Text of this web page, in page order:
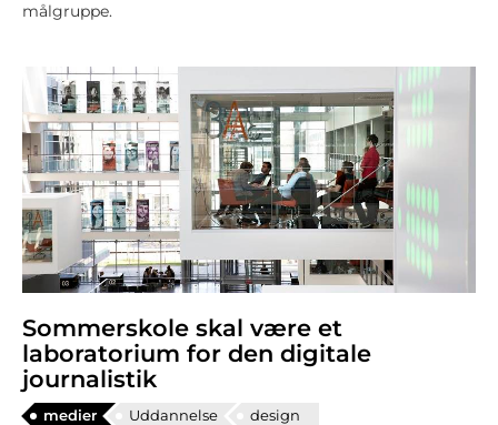
målgruppe.
Sommerskole skal være et
laboratorium for den digitale
journalistik
medier Uddannelse design